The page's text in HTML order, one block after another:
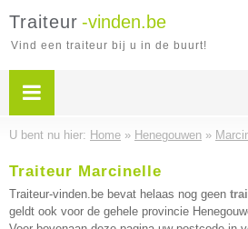
Traiteur -vinden.be
Vind een traiteur bij u in de buurt!
U bent nu hier: Home » Henegouwen »
Traiteur Marcinelle
Traiteur-vinden.be bevat helaas nog geen
geldt ook voor de gehele provincie